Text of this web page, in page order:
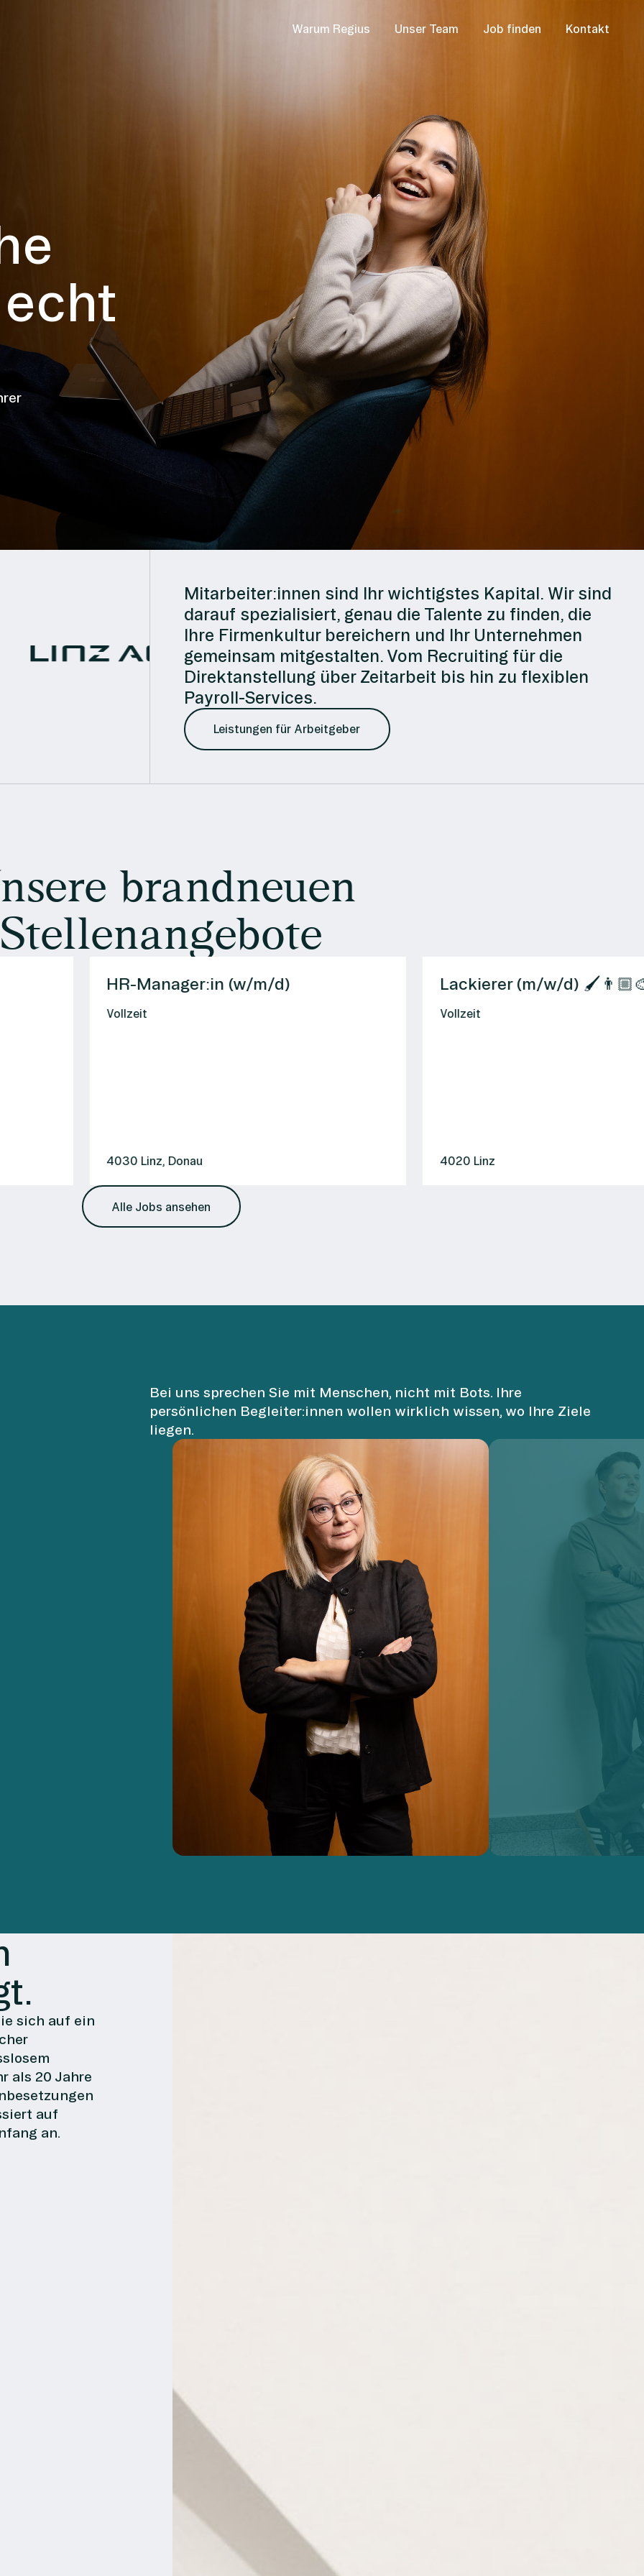
Warum Regius Unser Team Job finden Kontakt
Mitarbeiter:innen sind Ihr wichtigstes Kapital. Wir sind
darauf spezialisiert, genau die Talente zu finden, die
Ihre Firmenkultur bereichern und Ihr Unternehmen
gemeinsam mitgestalten. Vom Recruiting für die
Direktanstellung über Zeitarbeit bis hin zu flexiblen
Payroll-Services.
Leistungen für Arbeitgeber
brandneuen
Stellenangebote
HR-Manager:in (w/m/d)
4030 Linz, Donau
Lackierer (m/w/d) 🖌️👨🏼‍🎨
Alle Jobs ansehen
Bei uns sprechen Sie mit Menschen, nicht mit Bots. Ihre
persönlichen Begleiter:innen wollen wirklich wissen, wo Ihre Ziele
liegen.
sich auf ein
als 20 Jahre
auf
an.